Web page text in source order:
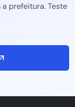
prefeitura. Teste